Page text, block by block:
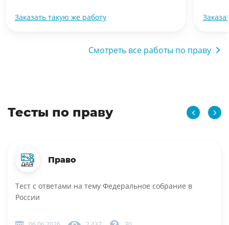
Заказать такую же работу
Смотреть все работы по праву
Тесты по праву
Право
Тест с ответами на тему Федеральное собрание в
России